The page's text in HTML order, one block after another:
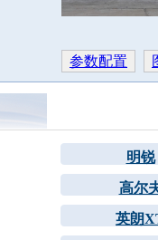
参数配置
明锐
高尔
英朗